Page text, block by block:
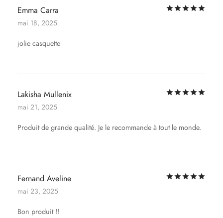
Emma Carra
mai 18, 2025
jolie casquette
Lakisha Mullenix
mai 21, 2025
Produit de grande qualité. Je le recommande à tout le monde.
Fernand Aveline
mai 23, 2025
Bon produit !!